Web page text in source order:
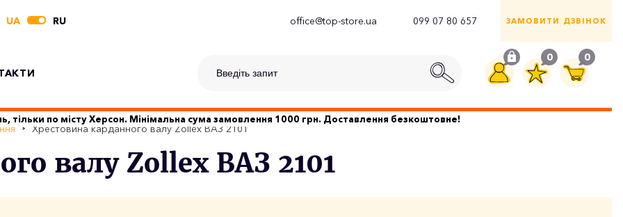
UA RU office@top-store.ua 099 07 80 657 ЗАМОВИТИ ДЗВІНОК
0 0
тільки по місту Херсон. Мінімальна сума замовлення 1000 грн. Доставлення безкоштовне!
Хрестовина карданного валу Zollex ВАЗ 2101
валу Zollex ВАЗ 2101